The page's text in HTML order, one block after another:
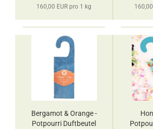
160,00 EUR pro 1 kg
Bergamot & Orange -
Potpourri Duftbeutel